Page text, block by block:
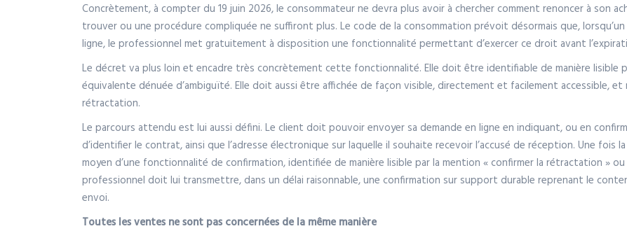
Concrètement, à compter du 19 juin 2026, le consommateur ne devra plus avoir à chercher comment renoncer à son
trouver ou une procédure compliquée ne suffiront plus. Le code de la consommation prévoit désormais que,
ligne, le professionnel met gratuitement à disposition une fonctionnalité permettant d’exercer ce droit avant
Le décret va plus loin et encadre très concrètement cette fonctionnalité. Elle doit être identifiable de manière lisible
équivalente dénuée d’ambiguïté. Elle doit aussi être affichée de façon visible, directement et facilement accessible,
rétractation.
Le parcours attendu est lui aussi défini. Le client doit pouvoir envoyer sa demande en ligne en indiquant, ou en
d’identifier le contrat, ainsi que l’adresse électronique sur laquelle il souhaite recevoir l’accusé de réception. Une
moyen d’une fonctionnalité de confirmation, identifiée de manière lisible par la mention « confirmer la rétractation »
professionnel doit lui transmettre, dans un délai raisonnable, une confirmation sur support durable reprenant le
envoi.
Toutes les ventes ne sont pas concernées de la même manière